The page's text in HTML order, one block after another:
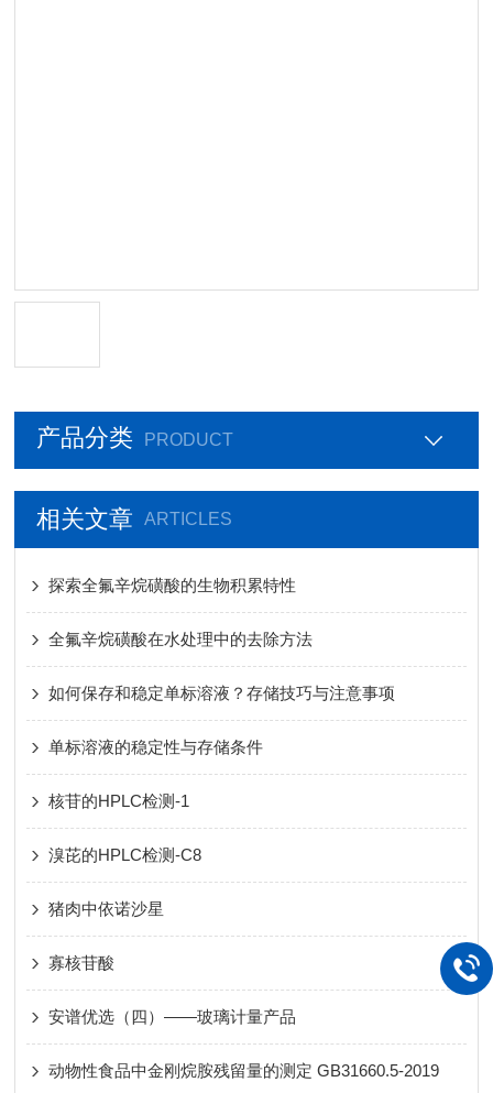
产品分类 PRODUCT
相关文章 ARTICLES
探索全氟辛烷磺酸的生物积累特性
全氟辛烷磺酸在水处理中的去除方法
如何保存和稳定单标溶液？存储技巧与注意事项
单标溶液的稳定性与存储条件
核苷的HPLC检测-1
溴芘的HPLC检测-C8
猪肉中依诺沙星
寡核苷酸
安谱优选（四）——玻璃计量产品
动物性食品中金刚烷胺残留量的测定 GB31660.5-2019